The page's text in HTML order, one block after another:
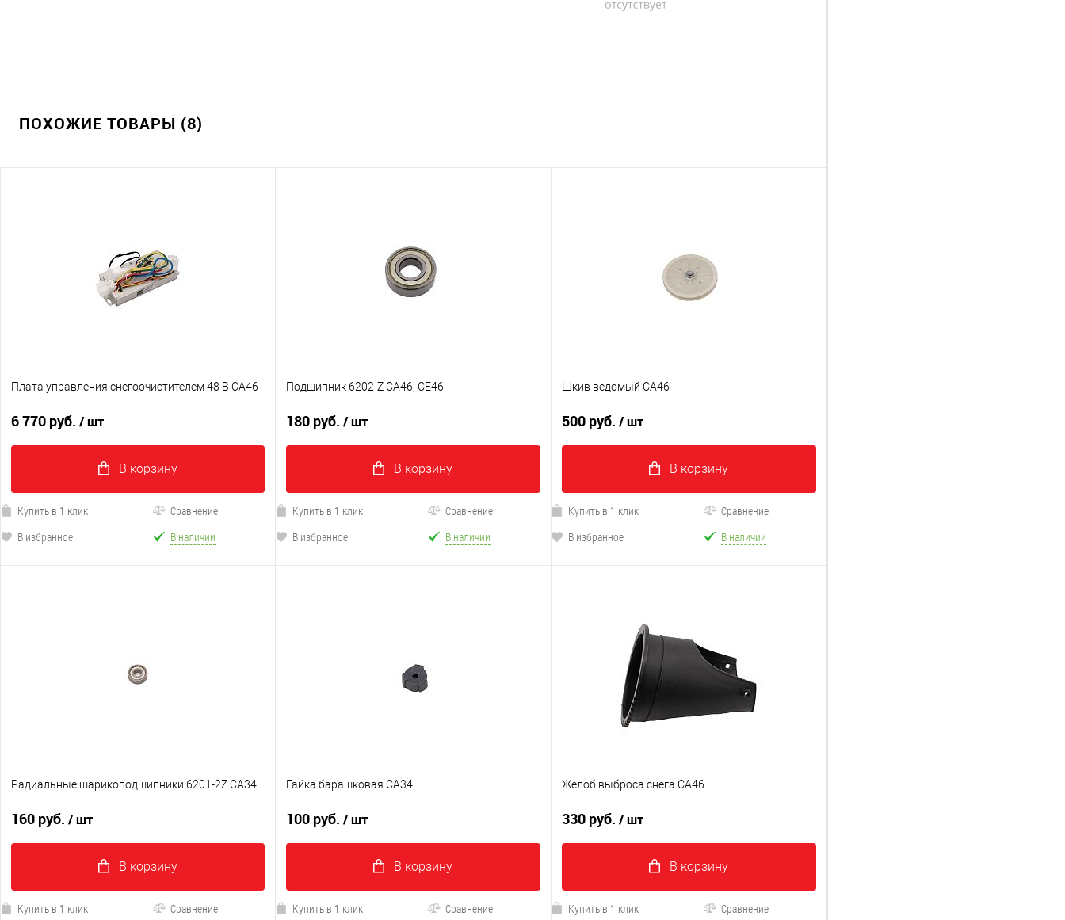
ПОХОЖИЕ ТОВАРЫ (8)
Плата управления снегоочистителем 48 В CA46
6 770 руб. / шт
В корзину
Купить в 1 клик
Сравнение
В избранное
В наличии
Подшипник 6202-Z CA46, CE46
180 руб./ шт
В корзину
Купить в 1 клик
Сравнение
В избранное
В наличии
Шкив ведомый CA46
500 руб. / шт
В корзину
Купить в 1 клик
Сравнение
В избранное
В наличии
Радиальные шарикоподшипники 6201-2Z CA34
160 руб. / шт
В корзину
Купить в 1 клик Сравнение
Гайка барашковая CA34
100 руб./ шт
В корзину
Купить в 1 клик Сравнение
Желоб выброса снега CA46
330 руб. / шт
В корзину
Купить в 1 клик Сравнение